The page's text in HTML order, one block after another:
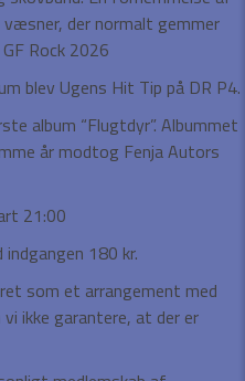
der normalt gemmer
Rock 2026
blev Ugens Hit Tip på DR P4.
album “Flugtdyr”. Albummet
år modtog Fenja Autors
21:00
180 kr.
som et arrangement med
vi ikke garantere, at der er